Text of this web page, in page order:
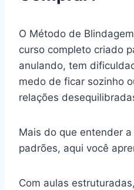
O Método de
curso completo criado
anulando, tem
medo de ficar sozinho
relações
Mais do que entender
padrões, aqui você
Com aulas